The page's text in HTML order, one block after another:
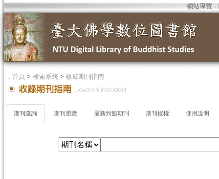
網站導覽 ．
． 首頁 > 檢索系統 > 收錄期刊指南
期刊查詢 期刊瀏覽 最新到館期刊 期刊授權 使用說明